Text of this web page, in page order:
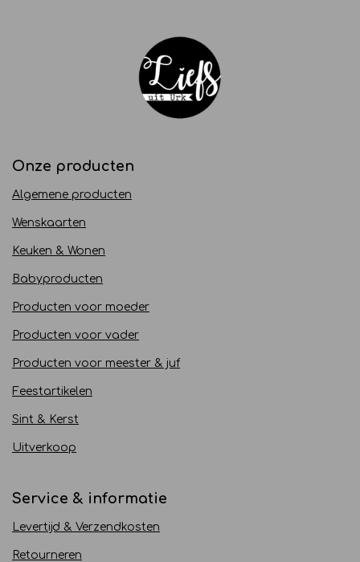
Onze producten
Algemene producten
Wenskaarten
Keuken & Wonen
Babyproducten
Producten voor moeder
Producten voor vader
Producten voor meester & juf
Feestartikelen
Sint & Kerst
Uitverkoop
Service & informatie
Levertijd & Verzendkosten
Retourneren